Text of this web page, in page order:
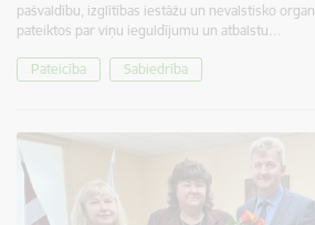
pašvaldību, izglītības iestāžu un nevalstisko
pateiktos par viņu ieguldījumu un atbalstu…
Pateicība Sabiedrība